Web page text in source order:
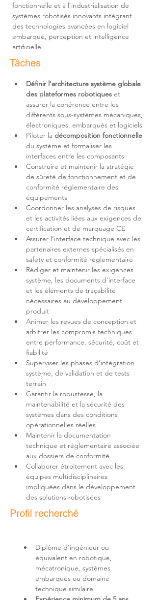
fonctionnelle et à l’industrialisation de
systèmes robotisés innovants intégrant
des technologies avancées en logiciel
embarqué, perception et intelligence
artificielle.
Tâches
Définir l’architecture système globale
des plateformes robotiques et
assurer la cohérence entre les
différents sous-systèmes mécaniques,
Piloter la décomposition fonctionnelle
du système et formaliser les
Construire et maintenir la stratégie
de sûreté de fonctionnement et de
conformité réglementaire des
Coordonner les analyses de risques
et les activités liées aux exigences de
Assurer l’interface technique avec les
partenaires externes spécialisés en
Rédiger et maintenir les exigences
système, les documents d’interface
et les éléments de traçabilité
nécessaires au développement
Animer les revues de conception et
arbitrer les compromis techniques
entre performance, sécurité, coût et
Superviser les phases d’intégration
système, de validation et de tests
Garantir la robustesse, la
maintenabilité et la sécurité des
systèmes dans des conditions
Maintenir la documentation
technique et réglementaire associée
Collaborer étroitement avec les
équipes multidisciplinaires
impliquées dans le développement
des solutions robotisées
Profil recherché
Diplôme d’ingénieur ou
équivalent en robotique,
mécatronique, systèmes
embarqués ou domaine